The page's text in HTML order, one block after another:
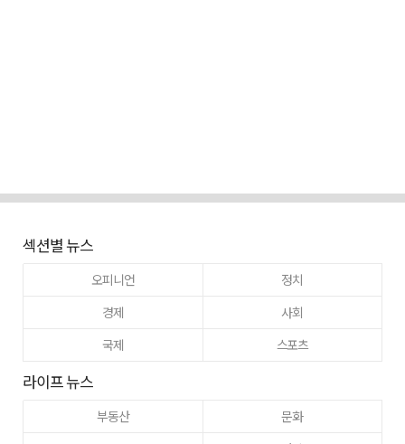
섹션별 뉴스
오피니언
정치
경제
사회
국제
스포츠
라이프 뉴스
부동산
문화